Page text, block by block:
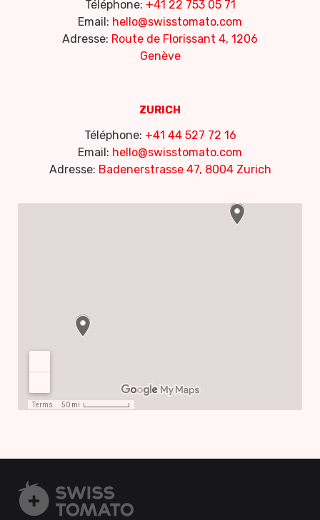
Téléphone: +41 22 753 05 71
Email: hello@swisstomato.com
Adresse: Route de Florissant 4, 1206
Genève
ZURICH
Téléphone: +41 44 527 72 16
Email: hello@swisstomato.com
Adresse: Badenerstrasse 47, 8004 Zurich